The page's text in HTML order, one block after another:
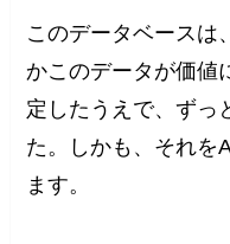
このデータベースは
かこのデータが価値
定したうえで、ずっ
た。しかも、それを
ます。